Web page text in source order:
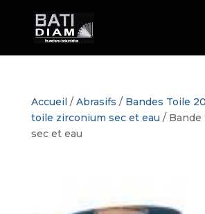
Accueil / Abrasifs / Bandes Toile
toile zirconium sec et eau / Bande
sec et eau